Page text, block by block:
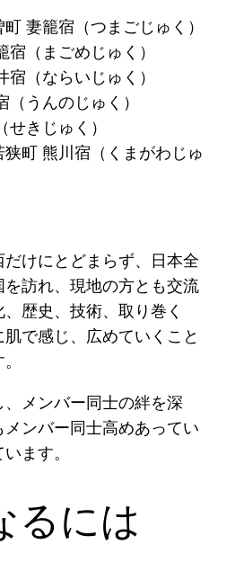
妻籠宿（つまごじゅく）
（まごめじゅく）
（ならいじゅく）
うんのじゅく）
きじゅく）
町 熊川宿（くまがわじゅ
けにとどまらず、日本全
を訪れ、現地の方とも交流
歴史、技術、取り巻く
で感じ、広めていくこと
、メンバー同士の絆を深
ンバー同士高めあってい
ます。
るには